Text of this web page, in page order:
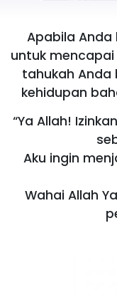
Apabila
untuk
tahukah Anda
kehidupan
“Ya Allah!
Aku ingin
Wahai Allah